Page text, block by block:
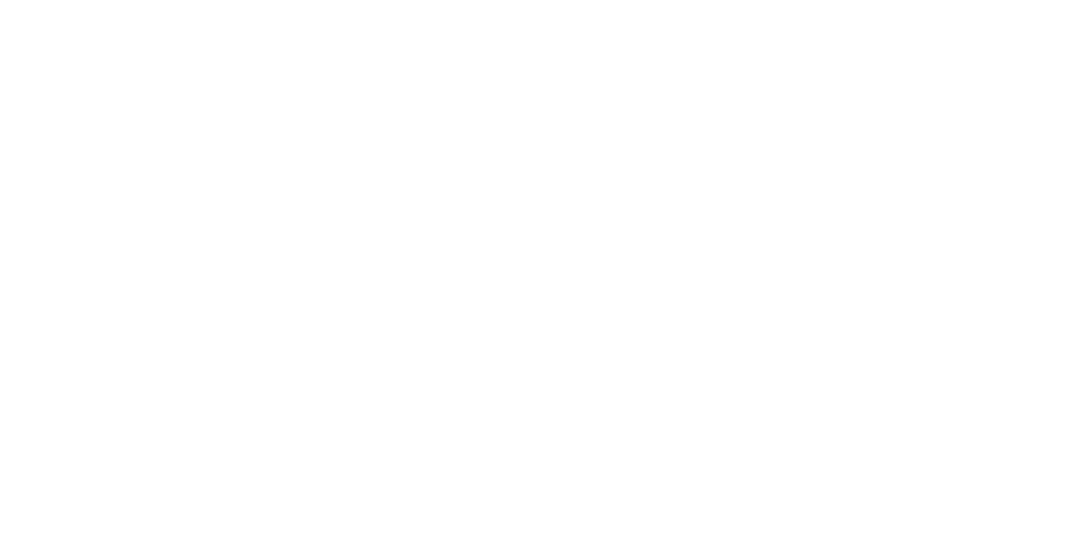
DE COMERCIANTES, HOSTELEROS Y EMPRESAS DE SERVICIOS DE EUSKADI y
Y EMPRESAS DE SERVICIOS DE BIZKAIA
DE MUNGIA FIRMA UN ACUERDO CON BANCO SABADELL
Estas ventajas también se hacen extensivas a sus familiares de primer grado.
transferencias nacionales vía BS Online en euros, ni por el ingreso de cheques en euros domiciliados en entidades de crédito españolas,
pólizas de crédito, renting, leasing y préstamos.